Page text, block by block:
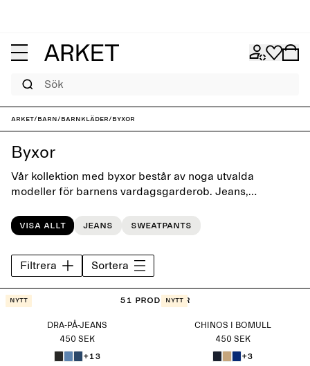
ARKET/Barn/Barnkläder/Byxor
Byxor
Vår kollektion med byxor består av noga utvalda
modeller för barnens vardagsgarderob. Jeans,
essentials designade med fokus på lekfull enkelhet,
material och små detaljer.
Visa allt Jeans Sweatpants
Filtrera Sortera
51 Produkter
Nytt
DRA-PÅ-JEANS
450 SEK
+13
Nytt
CHINOS I BOMULL
450 SEK
+3